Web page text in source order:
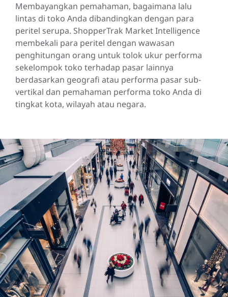
Membayangkan pemahaman, bagaimana lalu
lintas di toko Anda dibandingkan dengan para
peritel serupa. ShopperTrak Market Intelligence
membekali para peritel dengan wawasan
penghitungan orang untuk tolok ukur performa
sekelompok toko terhadap pasar lainnya
berdasarkan geografi atau performa pasar sub-
vertikal dan pemahaman performa toko Anda di
tingkat kota, wilayah atau negara.